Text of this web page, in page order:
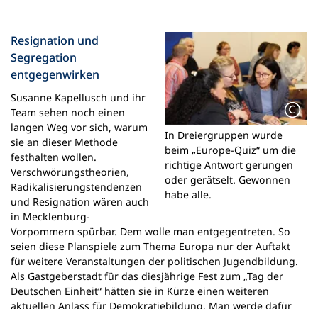
In Dreiergruppen wurde
beim „Europe-Quiz“ um die
richtige Antwort gerungen
oder gerätselt. Gewonnen
habe alle.
Resignation und
Segregation
entgegenwirken
Susanne Kapellusch und ihr
Team sehen noch einen
langen Weg vor sich, warum
sie an dieser Methode
festhalten wollen.
Verschwörungstheorien,
Radikalisierungstendenzen
und Resignation wären auch
in Mecklenburg-
Vorpommern spürbar. Dem wolle man entgegentreten. So
seien diese Planspiele zum Thema Europa nur der Auftakt
für weitere Veranstaltungen der politischen Jugendbildung.
Als Gastgeberstadt für das diesjährige Fest zum „Tag der
Deutschen Einheit“ hätten sie in Kürze einen weiteren
aktuellen Anlass für Demokratiebildung. Man werde dafür